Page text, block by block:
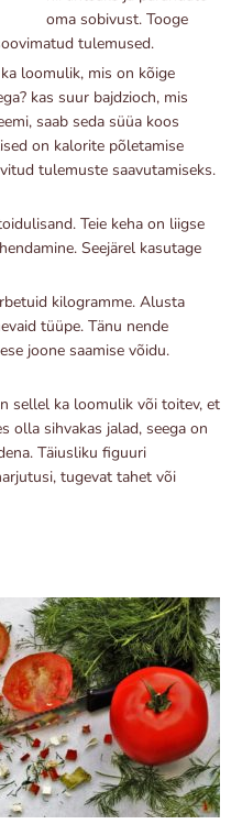
oma sobivust. Tooge
tulemused.
loomulik, mis on kõige
kas suur bajdzioch, mis
saab seda süüa koos
on kalorite põletamise
tulemuste saavutamiseks.
Teie keha on liigse
Seejärel kasutage
kilogramme. Alusta
tüüpe. Tänu nende
joone saamise võidu.
sellel ka loomulik või toitev, et
olla sihvakas jalad, seega on
Täiusliku figuuri
tugevat tahet või